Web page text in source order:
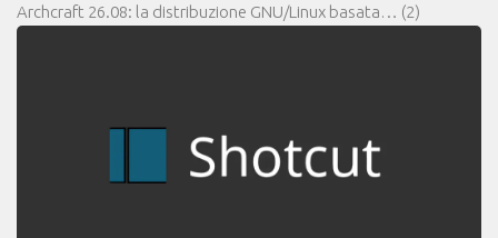
Archcraft 26.08: la distribuzione GNU/Linux basata… (2)